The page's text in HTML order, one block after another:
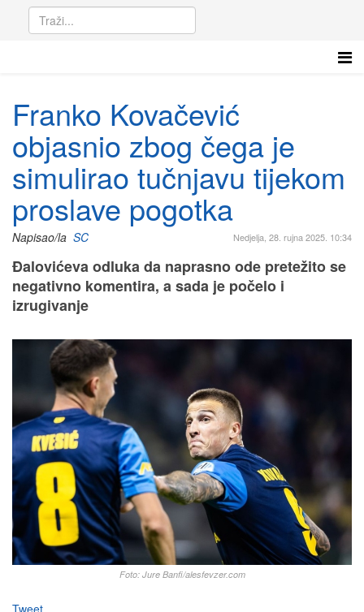
Franko Kovačević
objasnio zbog čega je
simulirao tučnjavu tijekom
proslave pogotka
Nedjelja, 28. rujna 2025. 10:34
Napisao/la SC
Đalovićeva odluka da naprasno ode pretežito se
negativno komentira, a sada je počelo i
izrugivanje
Foto: Jure Banfi/alesfevzer.com
Tweet